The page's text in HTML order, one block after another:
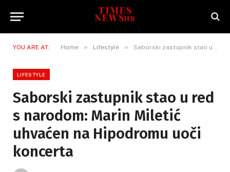
YOU ARE AT: Home » Lifestyle » Saborski zastupnik stao u red s narodom: Marin Miletić uhvaćen na Hipodromu uoči koncerta
LIFESTYLE
Saborski zastupnik stao u red
s narodom: Marin Miletić
uhvaćen na Hipodromu uoči
koncerta